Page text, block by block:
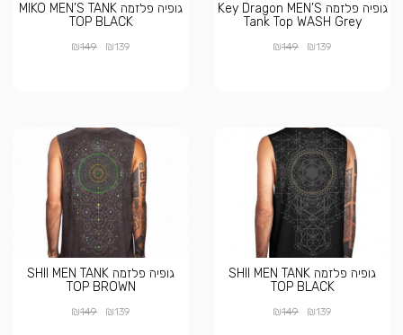
גופיה פלזמה Key Dragon MEN’S
Tank Top WASH Grey
₪139
₪149
גופיה פלזמה MIKO MEN’S TANK
TOP BLACK
₪139
₪149
גופיה פלזמה SHII MEN TANK
TOP BLACK
₪139
₪149
גופיה פלזמה SHII MEN TANK
TOP BROWN
₪139
₪149